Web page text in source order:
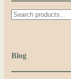
Search
Blog